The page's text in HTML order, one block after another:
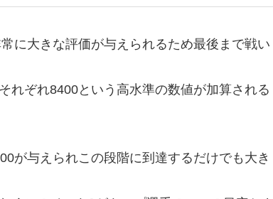
に大きな評価が与えられるため最後まで戦い
れぞれ8400という高水準の数値が加算される
が与えられこの段階に到達するだけでも大き